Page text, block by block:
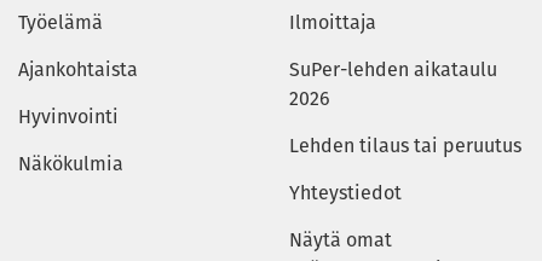
Työelämä
Ajankohtaista
Hyvinvointi
Näkökulmia
Ilmoittaja
SuPer-lehden aikataulu
2026
Lehden tilaus tai peruutus
Yhteystiedot
Näytä omat